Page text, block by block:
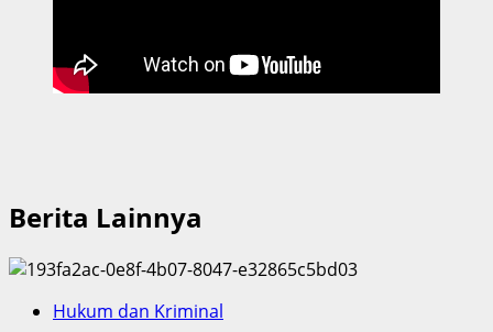
Berita Lainnya
Hukum dan Kriminal